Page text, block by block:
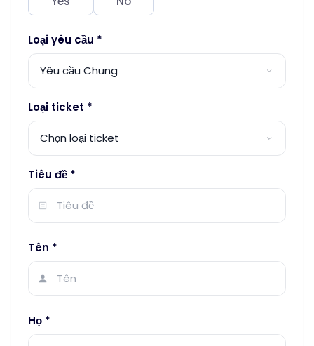
Loại yêu cầu *
Loại ticket *
Tiêu đề *
Tên *
Họ *